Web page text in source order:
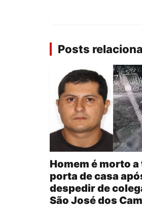
Posts
Homem é morto
porta de casa
despedir de
São José dos